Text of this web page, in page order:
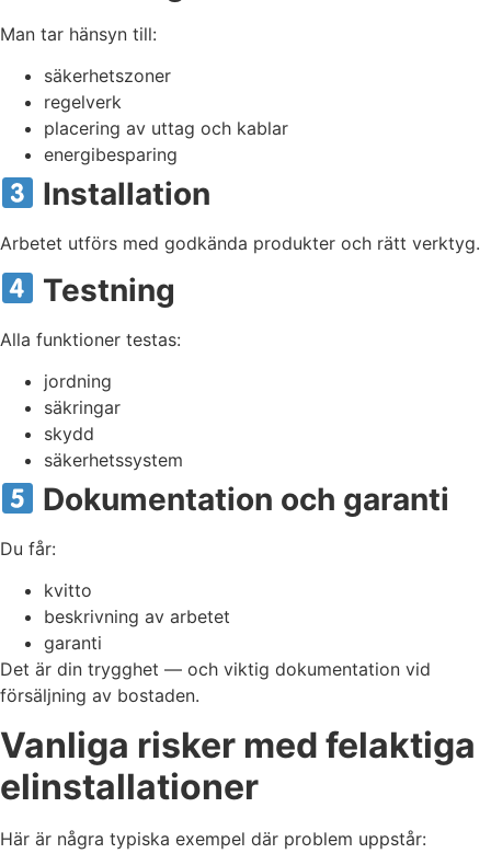
Man tar hänsyn till:
säkerhetszoner
regelverk
placering av uttag och kablar
energibesparing
Installation
Arbetet utförs med godkända produkter och rätt verktyg.
Testning
Alla funktioner testas:
jordning
säkringar
skydd
säkerhetssystem
Dokumentation och garanti
Du får:
kvitto
beskrivning av arbetet
garanti
Det är din trygghet — och viktig dokumentation vid
försäljning av bostaden.
Vanliga risker med felaktiga
elinstallationer
Här är några typiska exempel där problem uppstår: